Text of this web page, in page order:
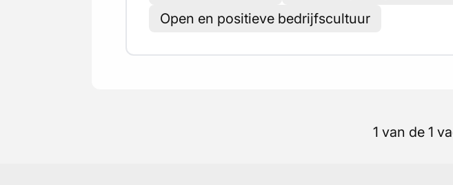
Open en positieve bedrijfscultuur
1 van de 1